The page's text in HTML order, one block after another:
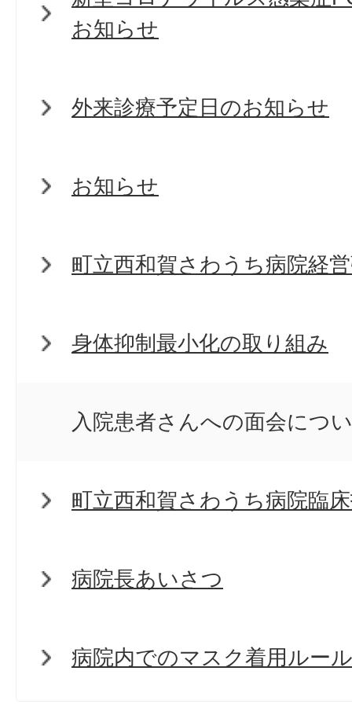
お知らせ
外来診療予定日のお知らせ
お知らせ
町立西和賀さわうち病院経
身体抑制最小化の取り組み
入院患者さんへの面会につ
町立西和賀さわうち病院臨
病院長あいさつ
病院内でのマスク着用ルー